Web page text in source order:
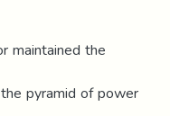
maintained the
pyramid of power